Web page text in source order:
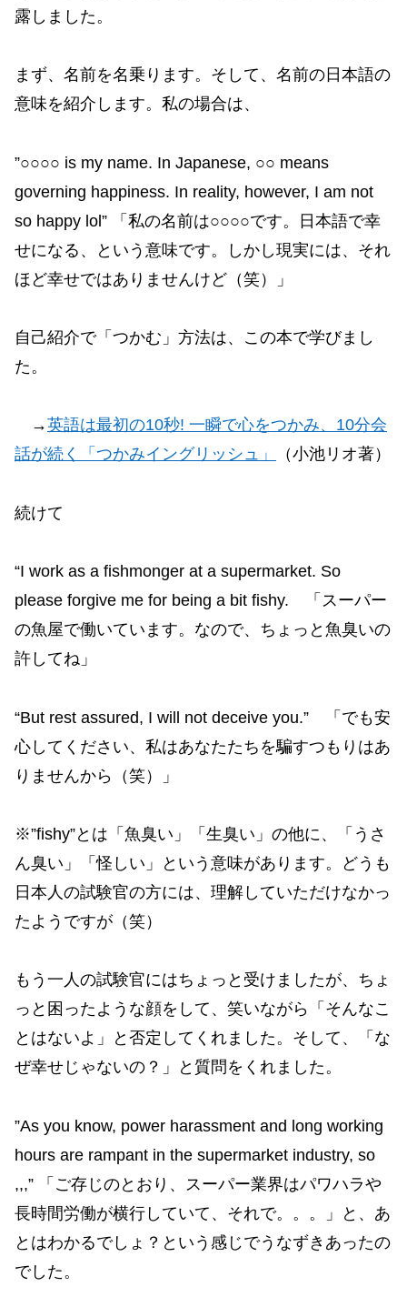
露しました。
まず、名前を名乗ります。そして、名前の日本語の
意味を紹介します。私の場合は、
”○○○○ is my name. In Japanese, ○○ means
governing happiness. In reality, however, I am not
so happy lol” 「私の名前は○○○○です。日本語で幸
せになる、という意味です。しかし現実には、それ
ほど幸せではありませんけど（笑）」
自己紹介で「つかむ」方法は、この本で学びまし
た。
→英語は最初の10秒! 一瞬で心をつかみ、10分会
話が続く「つかみイングリッシュ」
（小池リオ著）
続けて
“I work as a fishmonger at a supermarket. So
please forgive me for being a bit fishy. 「スーパー
の魚屋で働いています。なので、ちょっと魚臭いの
許してね」
“But rest assured, I will not deceive you.” 「でも安
心してください、私はあなたたちを騙すつもりはあ
りませんから（笑）」
※”fishy”とは「魚臭い」「生臭い」の他に、「うさ
ん臭い」「怪しい」という意味があります。どうも
日本人の試験官の方には、理解していただけなかっ
たようですが（笑）
もう一人の試験官にはちょっと受けましたが、ちょ
っと困ったような顔をして、笑いながら「そんなこ
とはないよ」と否定してくれました。そして、「な
ぜ幸せじゃないの？」と質問をくれました。
”As you know, power harassment and long working
hours are rampant in the supermarket industry, so
,,,” 「ご存じのとおり、スーパー業界はパワハラや
長時間労働が横行していて、それで。。。」と、あ
とはわかるでしょ？という感じでうなずきあったの
でした。